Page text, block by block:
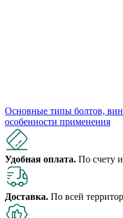
Основные типы болтов,
особенности применения
Удобная оплата. По счету
Доставка. По всей